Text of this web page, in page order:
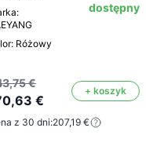
Różowy
dostępny
€
€
+ koszyk
z 30 dni:207,19 €